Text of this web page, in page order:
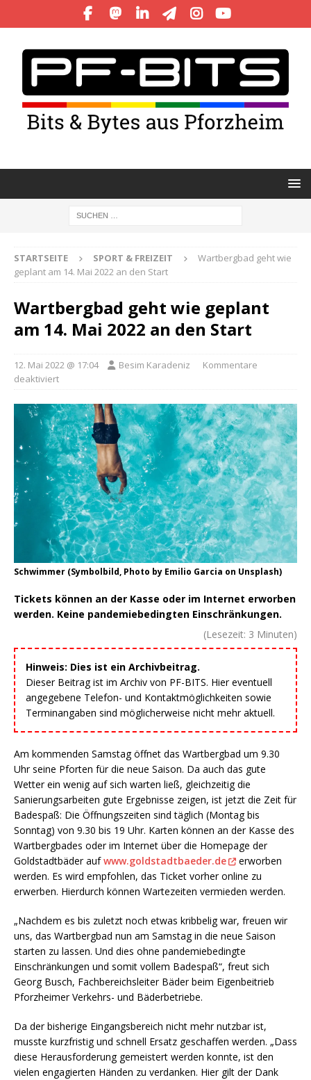
STARTSEITE SPORT & FREIZEIT
Wartbergbad geht wie
geplant am 14. Mai 2022 an den Start
Wartbergbad geht wie geplant
am 14. Mai 2022 an den Start
12. Mai 2022 @ 17:04 Besim Karadeniz
Kommentare
deaktiviert
Schwimmer (Symbolbild, Photo by Emilio Garcia on Unsplash)
Tickets können an der Kasse oder im Internet erworben
werden. Keine pandemiebedingten Einschränkungen.
(Lesezeit: 3 Minuten)
Hinweis: Dies ist ein Archivbeitrag.
Dieser Beitrag ist im Archiv von PF-BITS. Hier eventuell
angegebene Telefon- und Kontaktmöglichkeiten sowie
Terminangaben sind möglicherweise nicht mehr aktuell.
Am kommenden Samstag öffnet das Wartbergbad um 9.30
Uhr seine Pforten für die neue Saison. Da auch das gute
Wetter ein wenig auf sich warten ließ, gleichzeitig die
Sanierungsarbeiten gute Ergebnisse zeigen, ist jetzt die Zeit für
Badespaß: Die Öffnungszeiten sind täglich (Montag bis
Sonntag) von 9.30 bis 19 Uhr. Karten können an der Kasse des
Wartbergbades oder im Internet über die Homepage der
Goldstadtbäder aufwww.goldstadtbaeder.de
erworben
werden. Es wird empfohlen, das Ticket vorher online zu
erwerben. Hierdurch können Wartezeiten vermieden werden.
„Nachdem es bis zuletzt noch etwas kribbelig war, freuen wir
uns, das Wartbergbad nun am Samstag in die neue Saison
starten zu lassen. Und dies ohne pandemiebedingte
Einschränkungen und somit vollem Badespaß“, freut sich
Georg Busch, Fachbereichsleiter Bäder beim Eigenbeitrieb
Pforzheimer Verkehrs- und Bäderbetriebe.
Da der bisherige Eingangsbereich nicht mehr nutzbar ist,
musste kurzfristig und schnell Ersatz geschaffen werden. „Dass
diese Herausforderung gemeistert werden konnte, ist den
vielen engagierten Händen zu verdanken. Hier gilt der Dank